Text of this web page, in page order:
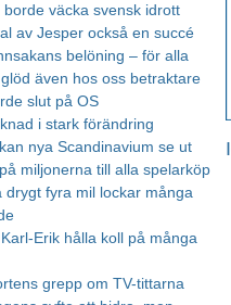
borde väcka svensk idrott
av Jesper också en succé
belöning – för alla
även hos oss betraktare
slut på OS
i stark förändring
nya Scandinavium se ut
miljonerna till alla spelarköp
drygt fyra mil lockar många
Erik hålla koll på många
grepp om TV-tittarna